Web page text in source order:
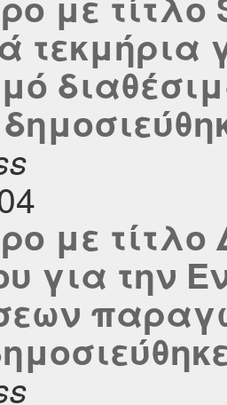
τεκμήρια
με
για την